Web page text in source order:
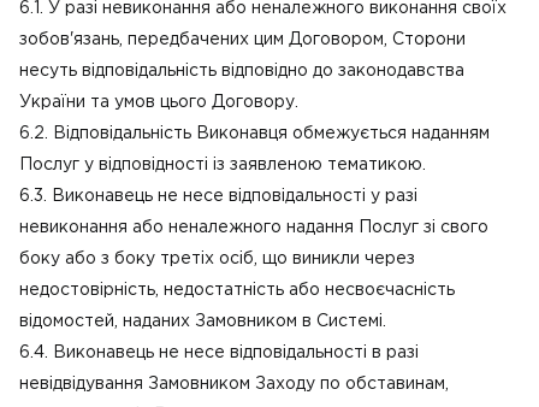
6.1. У разі невиконання або неналежного виконання своїх
зобов'язань, передбачених цим Договором, Сторони
несуть відповідальність відповідно до законодавства
України та умов цього Договору.
6.2. Відповідальність Виконавця обмежується наданням
Послуг у відповідності із заявленою тематикою.
6.3. Виконавець не несе відповідальності у разі
невиконання або неналежного надання Послуг зі свого
боку або з боку третіх осіб, що виникли через
недостовірність, недостатність або несвоєчасність
відомостей, наданих Замовником в Системі.
6.4. Виконавець не несе відповідальності в разі
невідвідування Замовником Заходу по обставинам,